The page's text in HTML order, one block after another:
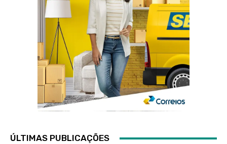
ÚLTIMAS PUBLICAÇÕES